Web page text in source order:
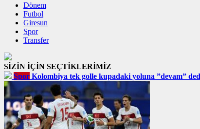
Dönem
Futbol
Giresun
Spor
Transfer
SİZİN İÇİN SEÇTİKLERİMİZ
Spor Kolombiya tek golle kupadaki yoluna ”devam”